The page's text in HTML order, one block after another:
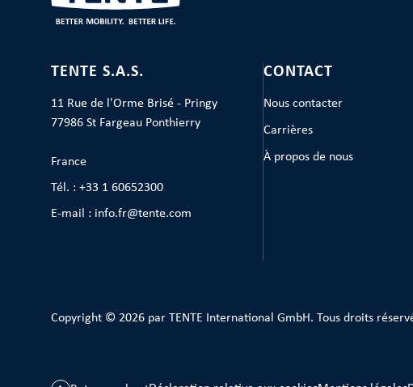
TENTE S.A.S.
11 Rue de l'Orme Brisé - Pringy
77986 St Fargeau Ponthierry
France
Tél. : +33 1 60652300
E-mail : info.fr@tente.com
CONTACT
Nous contacter
Carrières
À propos de nous
Copyright © 2026 par TENTE International GmbH. Tous droits